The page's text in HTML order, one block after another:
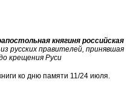
княгиня российская
русских правителей, принявшая
крещения Руси
ко дню памяти 11/24 июля.